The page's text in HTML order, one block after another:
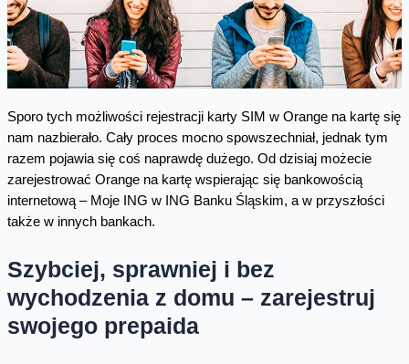
Sporo tych możliwości rejestracji karty SIM w Orange na kartę się
nam nazbierało. Cały proces mocno spowszechniał, jednak tym
razem pojawia się coś naprawdę dużego. Od dzisiaj możecie
zarejestrować Orange na kartę wspierając się bankowością
internetową – Moje ING w ING Banku Śląskim, a w przyszłości
także w innych bankach.
Szybciej, sprawniej i bez
wychodzenia z domu – zarejestruj
swojego prepaida